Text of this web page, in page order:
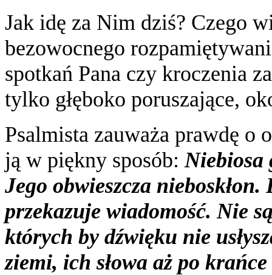
Jak idę za Nim dziś? Czego
bezowocnego
spotkań Pana czy kroczenia
tylko głęboko poruszające,
Psalmista zauważa prawdę o
ją w piękny sposób: Niebiosa
Jego obwieszcza
przekazuje wiadomość. Nie
których by dźwięku nie
ziemi, ich słowa aż po